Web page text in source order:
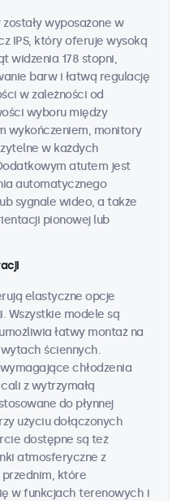
wyposażone w
IPS, który oferuje wysoką
widzenia 178 stopni,
barw i łatwą regulację
w zależności od
wyboru między
wykończeniem, monitory
w każdych
atutem jest
automatycznego
sygnale wideo, a także
pionowej lub
elastyczne opcje
Wszystkie modele są
łatwy montaż na
ściennych.
chłodzenia
z wytrzymałą
do płynnej
użyciu dołączonych
dostępne są też
atmosferyczne z
które
w funkcjach terenowych i